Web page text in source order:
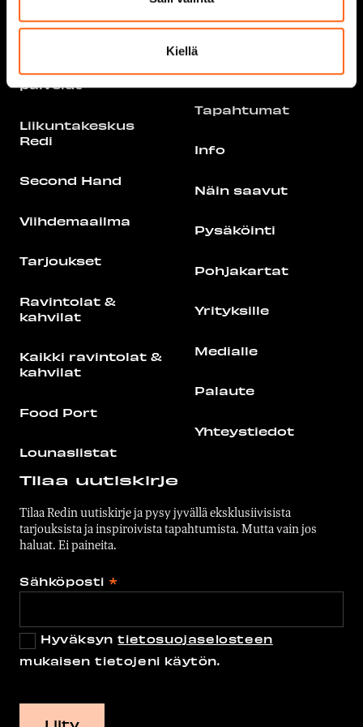
Kiellä
Liikkeet ja palvelut
Kaikki liikkeet &
palvelut
Liikuntakeskus
Redi
Second Hand
Viihdemaailma
Tarjoukset
Ravintolat &
kahvilat
Kaikki ravintolat &
kahvilat
Food Port
Lounaslistat
Ajankohtaista
Tapahtumat
Info
Näin saavut
Pysäköinti
Pohjakartat
Yrityksille
Medialle
Palaute
Yhteystiedot
Tilaa uutiskirje
Tilaa Redin uutiskirje ja pysy jyvällä eksklusiivisista
tarjouksista ja inspiroivista tapahtumista. Mutta vain jos
haluat. Ei paineita.
Sähköposti *
Hyväksyntietosuojaselosteen
mukaisen tietojeni käytön.